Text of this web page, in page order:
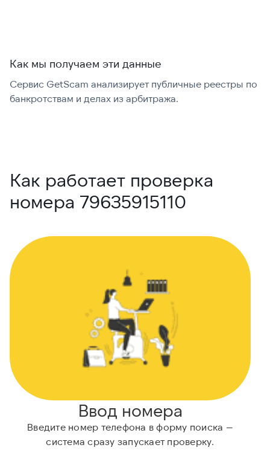
Как мы получаем эти данные
Сервис GetScam анализирует публичные реестры по
банкротствам и делах из арбитража.
Как работает проверка
номера 79635915110
Ввод номера
Введите номер телефона в форму поиска —
система сразу запускает проверку.